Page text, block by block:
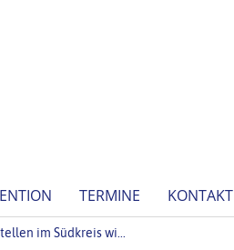
TERMINE KONTAKT
im Südkreis wi...